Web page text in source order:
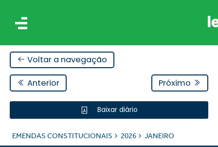
Voltar a navegação
Anterior Próximo
Baixar diário
EMENDAS CONSTITUCIONAIS 2026 JANEIRO